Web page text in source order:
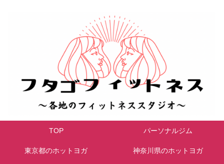
TOP パーソナルジム
東京都のホットヨガ 神奈川県のホットヨガ